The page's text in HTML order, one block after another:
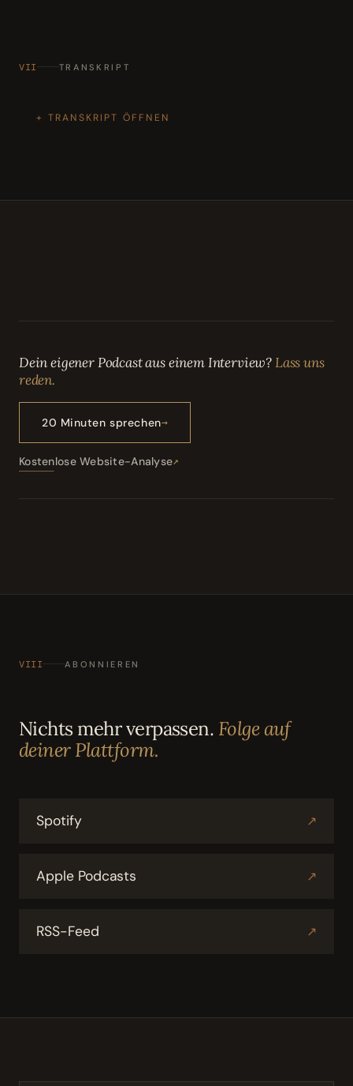
VII TRANSKRIPT
TRANSKRIPT ÖFFNEN
Dein eigener Podcast aus einem Interview?Lass uns
reden.
20 Minuten sprechen
Kostenlose Website-Analyse
VIII ABONNIEREN
Nichts mehr verpassen. Folge auf
deiner Plattform.
Spotify ↗
Apple Podcasts ↗
RSS-Feed ↗